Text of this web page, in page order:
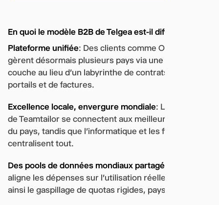
En quoi le modèle B2B de Telgea est-il différent ?
Plateforme unifiée: Des clients comme OrderYoyo
gèrent désormais plusieurs pays via une seule
couche au lieu d'un labyrinthe de contrats locaux, de
portails et de factures.
Excellence locale, envergure mondiale: Les équipes
de Teamtailor se connectent aux meilleurs réseaux
du pays, tandis que l'informatique et les finances
centralisent tout.
Des pools de données mondiaux partagés
aligne les dépenses sur l'utilisation réelle, évitant
ainsi le gaspillage de quotas rigides, pays par pays.